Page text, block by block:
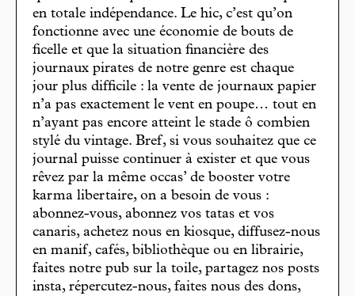
en totale indépendance. Le hic, c’est qu’on
fonctionne avec une économie de bouts de
ficelle et que la situation financière des
journaux pirates de notre genre est chaque
jour plus difficile : la vente de journaux papier
n’a pas exactement le vent en poupe… tout en
n’ayant pas encore atteint le stade ô combien
stylé du vintage. Bref, si vous souhaitez que ce
journal puisse continuer à exister et que vous
rêvez par la même occas’ de booster votre
karma libertaire, on a besoin de vous :
abonnez-vous, abonnez vos tatas et vos
canaris, achetez nous en kiosque, diffusez-nous
en manif, cafés, bibliothèque ou en librairie,
faites notre pub sur la toile, partagez nos posts
insta, répercutez-nous, faites nous des dons,